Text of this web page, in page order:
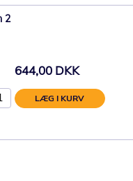
2
644,00 DKK
LÆG I KURV